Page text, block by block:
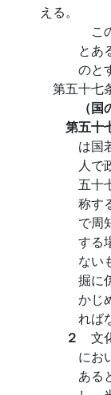
える。
こ
とあ
のと
第五十七
（
第五十
は国
人で
五十
称す
で周
する
ない
掘に
かじ
れば
２ 文
にお
ある